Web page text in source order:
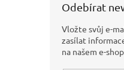
Odebírat
Vložte svůj e-
zasílat
na našem e-